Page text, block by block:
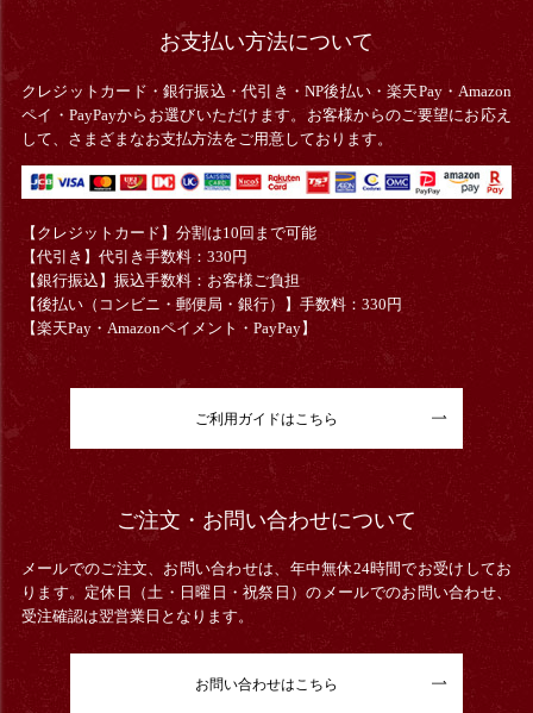
お支払い方法について
クレジットカード・銀行振込・代引き・NP後払い・楽天Pay・Amazon
ペイ・PayPayからお選びいただけます。お客様からのご要望にお応え
して、さまざまなお支払方法をご用意しております。
【クレジットカード】分割は10回まで可能
【代引き】代引き手数料：330円
【銀行振込】振込手数料：お客様ご負担
【後払い（コンビニ・郵便局・銀行）】手数料：330円
【楽天Pay・Amazonペイメント・PayPay】
ご利用ガイドはこちら
ご注文・お問い合わせについて
メールでのご注文、お問い合わせは、年中無休24時間でお受けしてお
ります。定休日（土・日曜日・祝祭日）のメールでのお問い合わせ、
受注確認は翌営業日となります。
お問い合わせはこちら